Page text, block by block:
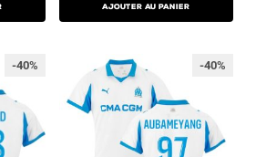
AJOUTER AU PANIER
-40% -40%